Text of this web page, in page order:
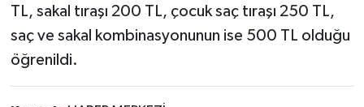
TL, sakal tıraşı 200 TL, çocuk saç tıraşı 250 TL,
saç ve sakal kombinasyonunun ise 500 TL olduğu
öğrenildi.